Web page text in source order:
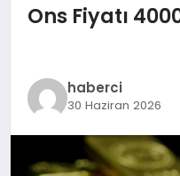
MAGAZIN
SAĞLIK
Ons Fiyatı
haberci
30 Haziran 2026